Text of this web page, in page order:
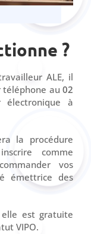
?
ALE, il
téléphone au 02
à
la procédure
comme
vos
émettrice des
elle est gratuite
VIPO.